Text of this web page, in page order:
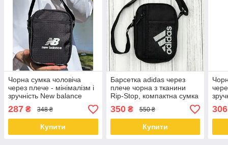
Чорна сумка чоловіча
через плече - мінімалізм і
зручність New balance
287 ₴ 348 ₴
Купити
Барсетка adidas через
плече чорна з тканини
Rip-Stop, компактна сумка
документів і ключів
350₴ 550 ₴
Купити
306